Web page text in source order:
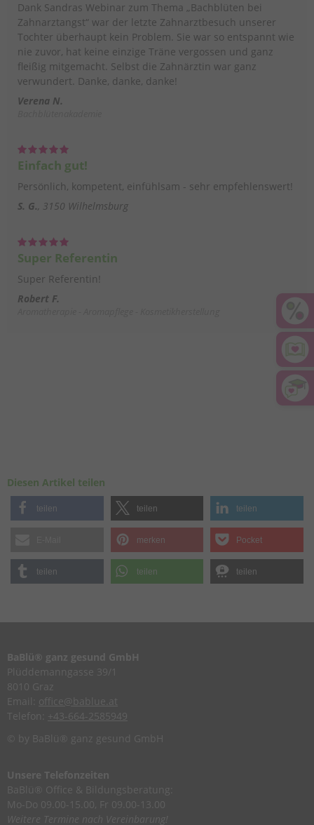
Dank Sandras Webinar zum Thema „Bachblüten bei
Zahnarztangst“ war der letzte Zahnarztbesuch unserer
Tochter überhaupt kein Problem. Sie war so entspannt wie
nie zuvor, hat keine einzige Träne vergossen und ganz
fleißig mitgemacht. Selbst die Zahnärztin war ganz
verwundert. Danke, danke, danke!
Verena N.
Einfach gut!
Persönlich, kompetent, einfühlsam - sehr empfehlenswert!
S. G. 3150 Wilhelmsburg
Super Referentin
Super Referentin!
Robert F.
Diesen Artikel teilen
teilen teilen teilen
merken Pocket
teilen teilen teilen
BaBlü® ganz gesund GmbH
Plüddemanngasse 39/1
8010 Graz
Email: office@bablue.at
Telefon: +43-664-2585949
© by BaBlü® ganz gesund GmbH
Unsere Telefonzeiten
BaBlü® Office & Bildungsberatung:
Mo-Do 09.00-15.00, Fr 09.00-13.00
Weitere Termine nach Vereinbarung!